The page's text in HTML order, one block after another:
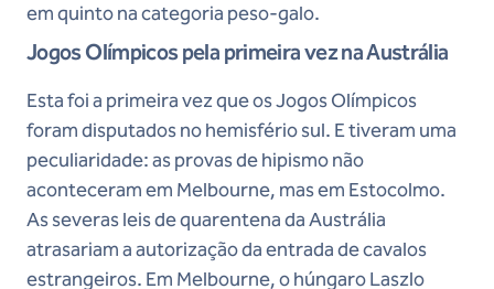
em quinto na categoria peso-galo.
Jogos Olímpicos pela primeira vez na Austrália
Esta foi a primeira vez que os Jogos Olímpicos
foram disputados no hemisfério sul. E tiveram uma
peculiaridade: as provas de hipismo não
aconteceram em Melbourne, mas em Estocolmo.
As severas leis de quarentena da Austrália
atrasariam a autorização da entrada de cavalos
estrangeiros. Em Melbourne, o húngaro Laszlo